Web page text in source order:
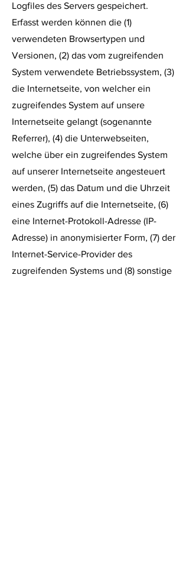
Logfiles des Servers gespeichert.
Erfasst werden können die (1)
verwendeten Browsertypen und
Versionen, (2) das vom zugreifenden
System verwendete Betriebssystem, (3)
die Internetseite, von welcher ein
zugreifendes System auf unsere
Internetseite gelangt (sogenannte
Referrer), (4) die Unterwebseiten,
welche über ein zugreifendes System
auf unserer Internetseite angesteuert
werden, (5) das Datum und die Uhrzeit
eines Zugriffs auf die Internetseite, (6)
eine Internet-Protokoll-Adresse (IP-
Adresse) in anonymisierter Form, (7) der
Internet-Service-Provider des
zugreifenden Systems und (8) sonstige